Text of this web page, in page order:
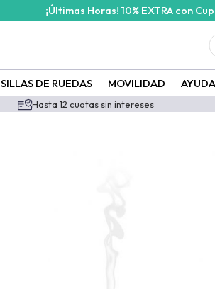
¡Últimas Horas! 10% EXTRA con
SILLAS DE RUEDAS MOVILIDAD
Hasta 12 cuotas sin intereses